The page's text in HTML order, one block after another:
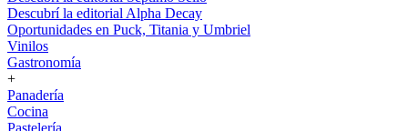
Descubrí la editorial Alpha Decay
Oportunidades en Puck, Titania y Umbriel
Vinilos
Gastronomía
+
Panadería
Cocina
Pastelería